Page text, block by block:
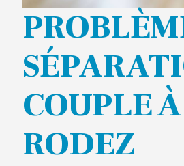
PROBLÈME
COUPLE À
RODEZ